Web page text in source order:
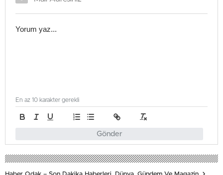
Gönder
En az 10 karakter gerekli